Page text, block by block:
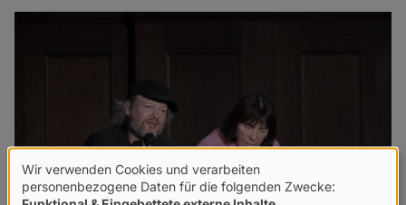
Verwendung
Wir verwenden Cookies und verarbeiten
personenbezogene Daten für die folgenden Zwecke: